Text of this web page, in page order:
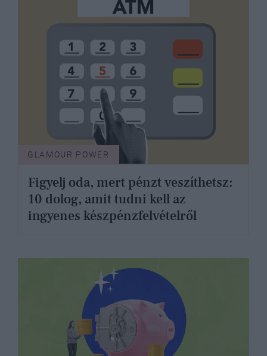
GLAMOUR POWER
Figyelj oda, mert pénzt veszíthetsz:
10 dolog, amit tudni kell az
ingyenes készpénzfelvételről